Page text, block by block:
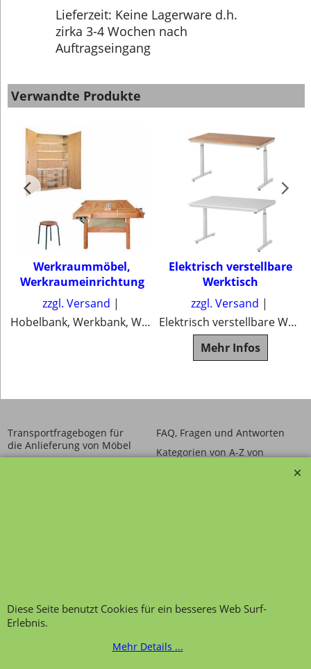
Lieferzeit: Keine Lagerware d.h.
zirka 3-4 Wochen nach
Auftragseingang
Verwandte Produkte
Werkraummöbel,
Werkraumeinrichtung
zzgl. Versand
Hobelbank, Werkbank, Werktische, Werkschrank, Hocker
Elektrisch verstellbare
Werktisch
zzgl. Versand
Elektrisch verstellbare Werktisch
Mehr Infos
Transportfragebogen für
die Anlieferung von Möbel
FAQ, Fragen und Antworten
Kategorien von A-Z von
Bestellung widerrufen
Diese Seite benutzt Cookies für ein besseres Web Surf-
Erlebnis.
Mehr Details ...